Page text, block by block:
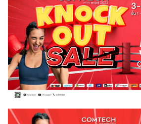
Thai
English